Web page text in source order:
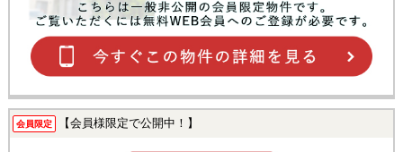
会員限定 【会員様限定で公開中！】